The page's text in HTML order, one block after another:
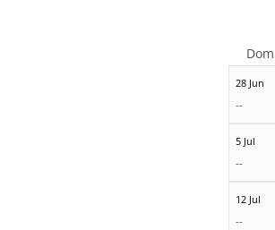
28 Jun
--
5 Jul
--
12 Jul
--
Dom